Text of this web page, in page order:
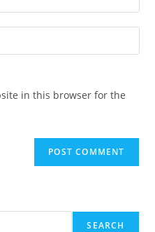
in this browser for the
SEARCH